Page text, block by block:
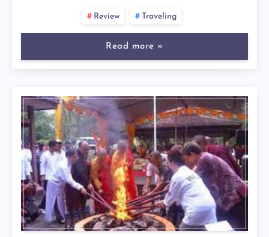
Review Traveling
Read more »